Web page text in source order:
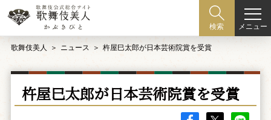
検索 メニュー
歌舞伎美人 ニュース 杵屋巳太郎が日本芸術院賞を受賞
杵屋巳太郎が日本芸術院賞を受賞